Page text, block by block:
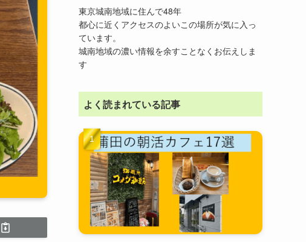
東京城南地域に住んで48年
都心に近くアクセスのよいこの場所が気に入っ
ています。
城南地域の濃い情報を余すことなくお伝えしま
す
よく読まれている記事